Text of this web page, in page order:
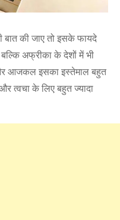
की जाए तो इसके फायदे
अफ्रीका के देशों में भी
आजकल इसका इस्तेमाल बहुत
त्वचा के लिए बहुत ज्यादा